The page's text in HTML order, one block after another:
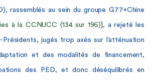
rassemblés au sein du groupe G77+Chine
à la CCNUCC (134 sur 196)] , a rejeté les
jugés trop axés sur l’atténuation
et des modalités de financement,
des PED, et donc déséquilibrés en